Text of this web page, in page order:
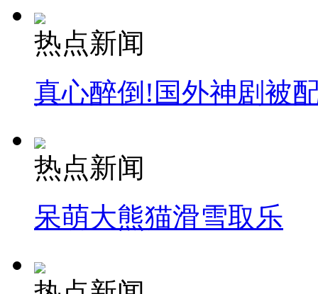
热点新闻
真心醉倒!国外神剧被
热点新闻
呆萌大熊猫滑雪取乐